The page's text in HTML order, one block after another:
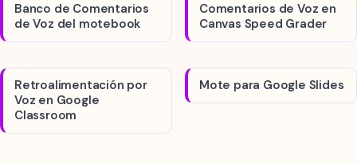
Banco de Comentarios
de Voz del motebook
Comentarios de Voz en
Canvas Speed Grader
Retroalimentación por
Voz en Google
Classroom
Mote para Google Slides